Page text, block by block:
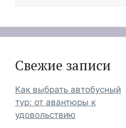
Свежие записи
Как выбрать автобусный
тур: от авантюры к
удовольствию